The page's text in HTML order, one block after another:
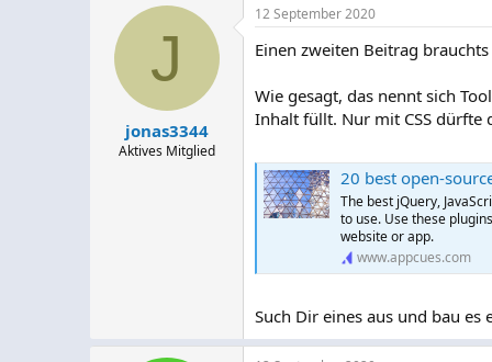
J
jonas3344
Aktives Mitglied
12 September 2020
Einen zweiten Beitrag
Wie gesagt, das nennt sich
Inhalt füllt. Nur mit CSS dürfte
20 best open-
The best jQuery,
to use. Use these
website or app.
www.appcues.com
Such Dir eines aus und bau es